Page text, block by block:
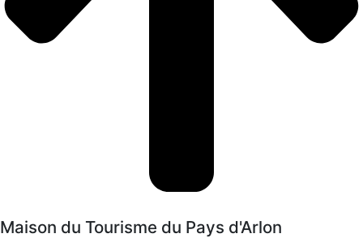
Maison du Tourisme du Pays d'Arlon